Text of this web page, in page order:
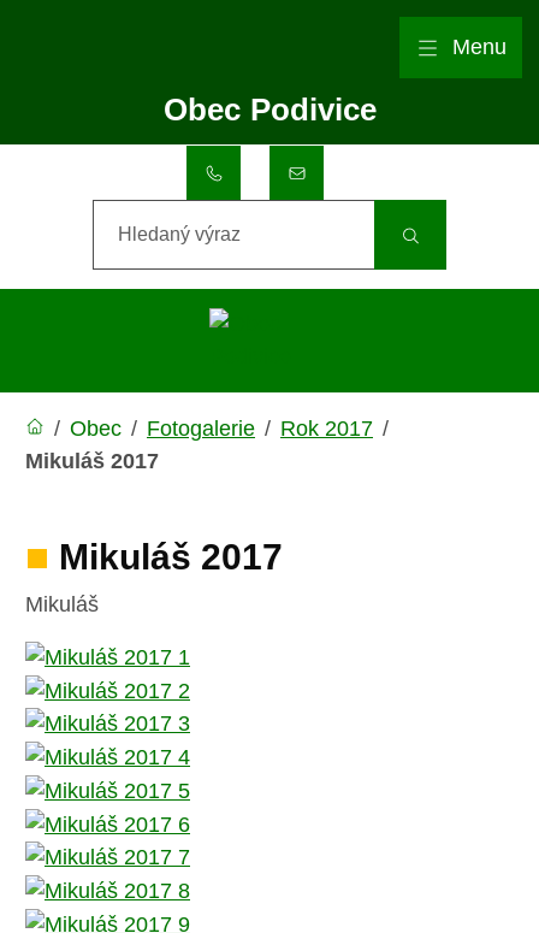
Obec Podivice
+420 517 357 002obec@podivice.eu
Hledaný výraz
Menu
/ Obec / Fotogalerie / Rok 2017 /
Mikuláš 2017
Mikuláš 2017
Mikuláš